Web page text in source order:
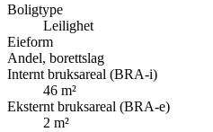
Boligtype
Leilighet
Eieform
Andel, borettslag
Internt bruksareal (BRA-i)
46 m²
Eksternt bruksareal (BRA-e)
2 m²